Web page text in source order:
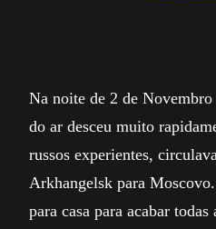
Na noite de 2 de
do ar desceu muito
russos experientes,
Arkhangelsk para
para casa para acabar todas